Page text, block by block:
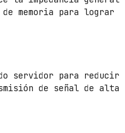
memoria para lograr
servidor para reducir
de señal de alta